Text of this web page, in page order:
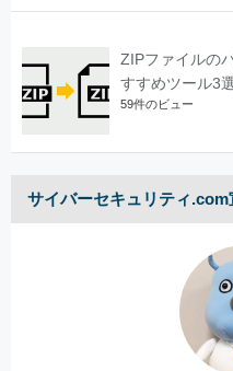
ZIPファイルの
すすめツール3
59件のビュー
サイバーセキュリティ.com